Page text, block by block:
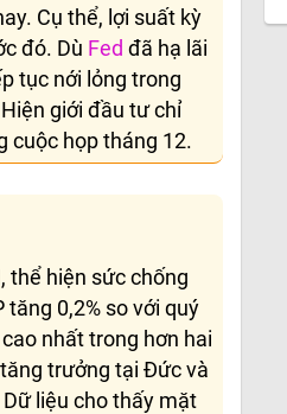
Cụ thể, lợi suất kỳ
đó. Dù Fed đã hạ lãi
tục nới lỏng trong
giới đầu tư chỉ
cuộc họp tháng 12.
thể hiện sức chống
0,2% so với quý
nhất trong hơn hai
trưởng tại Đức và
liệu cho thấy mặt